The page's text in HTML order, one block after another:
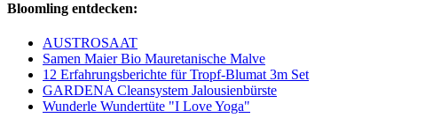
Bloomling entdecken:
AUSTROSAAT
Samen Maier Bio Mauretanische Malve
12 Erfahrungsberichte für Tropf-Blumat 3m Set
GARDENA Cleansystem Jalousienbürste
Wunderle Wundertüte "I Love Yoga"